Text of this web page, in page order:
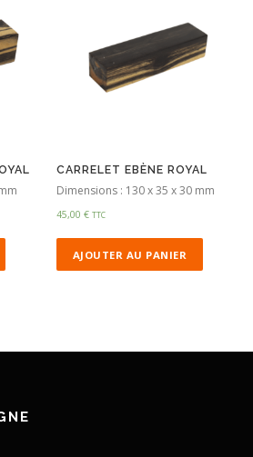
CARRELET EBÈNE ROYAL
Dimensions : 130 x 35 x 30 mm
45,00€ TTC
AJOUTER AU PANIER